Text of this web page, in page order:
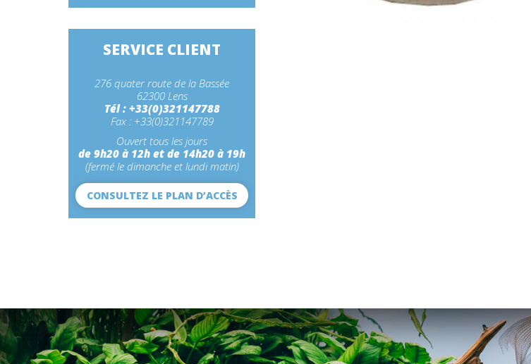
SERVICE CLIENT
276 quater route de la Bassée
62300 Lens
Tél : +33(0)321147788
Fax : +33(0)321147789
Ouvert tous les jours
de 9h20 à 12h et de 14h20 à 19h
(fermé le dimanche et lundi matin)
CONSULTEZ LE PLAN D’ACCÈS